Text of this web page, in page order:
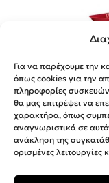
Για να παρέχουμε την
όπως cookies για την
πληροφορίες
θα μας επιτρέψει να
χαρακτήρα, όπως
αναγνωριστικά σε
ανάκληση της
ορισμένες λειτουργίες